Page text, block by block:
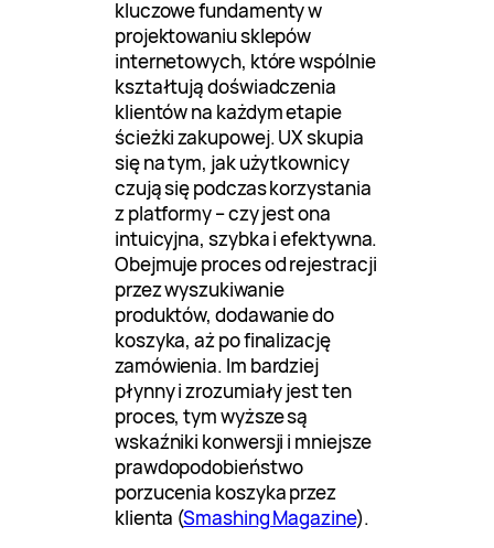
kluczowe fundamenty w
projektowaniu sklepów
internetowych, które wspólnie
kształtują doświadczenia
klientów na każdym etapie
ścieżki zakupowej. UX skupia
się na tym, jak użytkownicy
czują się podczas korzystania
z platformy – czy jest ona
intuicyjna, szybka i efektywna.
Obejmuje proces od rejestracji
przez wyszukiwanie
produktów, dodawanie do
koszyka, aż po finalizację
zamówienia. Im bardziej
płynny i zrozumiały jest ten
proces, tym wyższe są
wskaźniki konwersji i mniejsze
prawdopodobieństwo
porzucenia koszyka przez
klienta (Smashing Magazine).